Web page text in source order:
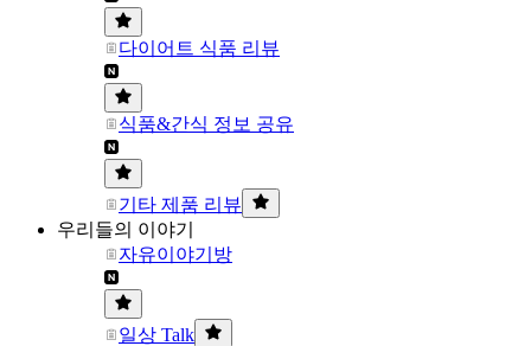
다이어트 식품 리뷰
식품&간식 정보 공유
기타 제품 리뷰
우리들의 이야기
자유이야기방
일상 Talk